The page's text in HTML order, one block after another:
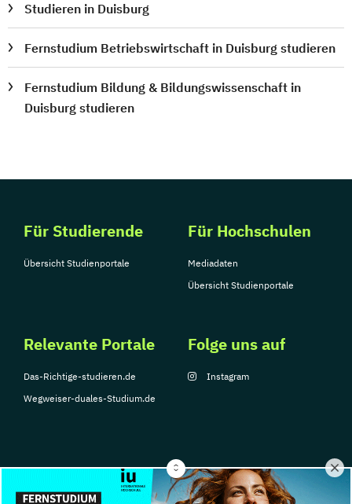
Studieren in Duisburg
Fernstudium Betriebswirtschaft in Duisburg studieren
Fernstudium Bildung & Bildungswissenschaft in
Duisburg studieren
Für Studierende
Übersicht Studienportale
Für Hochschulen
Mediadaten
Übersicht Studienportale
Relevante Portale
Das-Richtige-studieren.de
Wegweiser-duales-Studium.de
Folge uns auf
Instagram
© Copyright 2026, TarGroup Media GmbH